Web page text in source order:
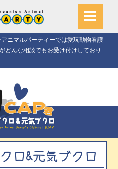
ニマルパーティーでは愛玩動物看護
どんな相談でもお受け付けしており
ロ&元気ブクロ